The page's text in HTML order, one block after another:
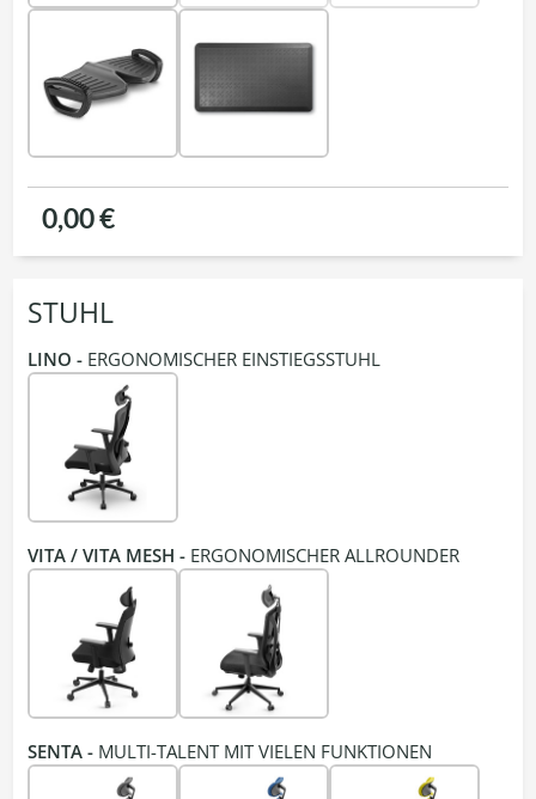
0,00 €
STUHL
LINO - ERGONOMISCHER EINSTIEGSSTUHL
VITA / VITA MESH - ERGONOMISCHER ALLROUNDER
SENTA - MULTI-TALENT MIT VIELEN FUNKTIONEN